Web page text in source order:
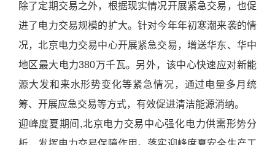
除了定期交易之外，根据现实情况开展紧急交易，也促
进了电力交易规模的扩大。针对今年年初寒潮来袭的情
况，北京电力交易中心开展紧急交易，增送华东、华中
地区最大电力380万千瓦。另外，该中心快速应对新能
源大发和来水形势变化等紧急情况，通过电量多月统
筹、开展应急交易等方式，有效促进清洁能源消纳。
迎峰度夏期间,北京电力交易中心强化电力供需形势分